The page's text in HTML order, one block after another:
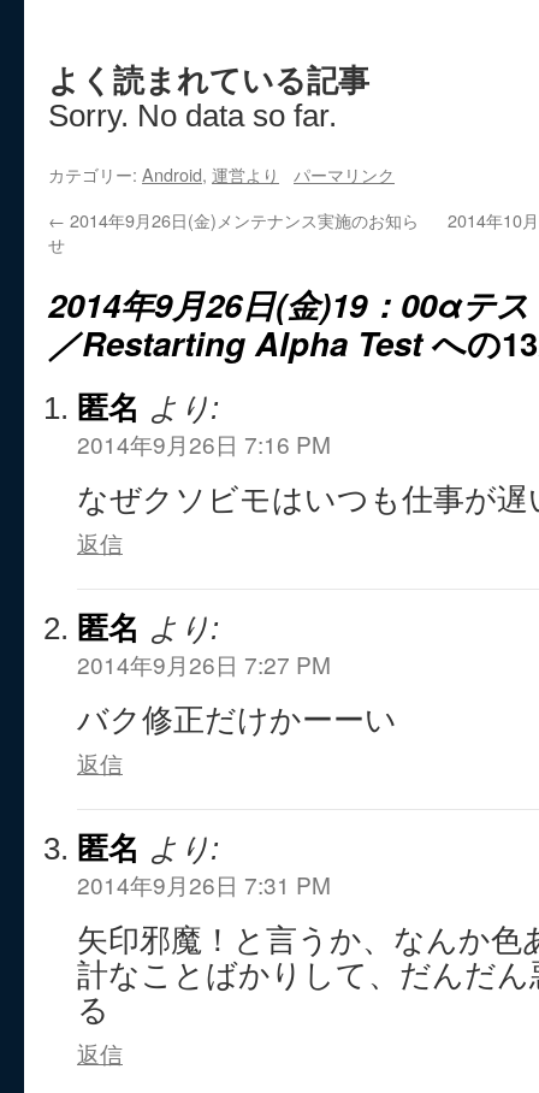
よく読まれている記事
Sorry. No data so far.
カテゴリー: Android, 運営より
パーマリンク
← 2014年9月26日(金)メンテナンス実施のお知ら
せ
2014年10
2014年9月26日(金)19：00αテ
／Restarting Alpha Testへの
匿名 より:
2014年9月26日 7:16 PM
なぜクソビモはいつも仕事が遅
返信
匿名 より:
2014年9月26日 7:27 PM
バク修正だけかーーい
返信
匿名 より:
2014年9月26日 7:31 PM
矢印邪魔！と言うか、なんか色
計なことばかりして、だんだ
る
返信